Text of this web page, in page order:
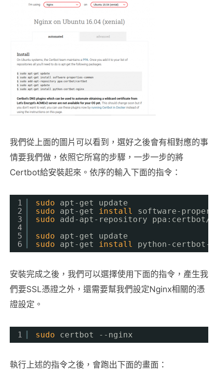
我們從上面的圖片可以看到，選好之後會有相對應的事
情要我們做，依照它所寫的步驟，一步一步的將
Certbot給安裝起來。依序的輸入下面的指令：
1
2
3
4
5
6
sudo
apt-get update
sudo
apt-get install
software-
sudo
add-apt-repository ppa:certbot/
sudo
apt-get update
sudo
apt-get install python-certbot-
安裝完成之後，我們可以選擇使用下面的指令，產生我
們要SSL憑證之外，還需要幫我們設定Nginx相關的憑
證設定。
1 sudo certbot --nginx
執行上述的指令之後，會跑出下面的畫面：